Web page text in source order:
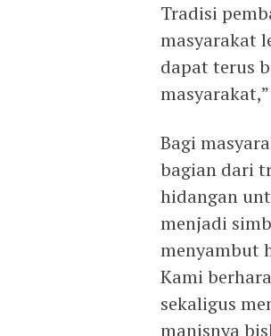
Tradisi
masyarakat
dapat terus
Bagi
bagian dari
hidangan
menjadi
menyambut
Kami
sekaligus
manisnya